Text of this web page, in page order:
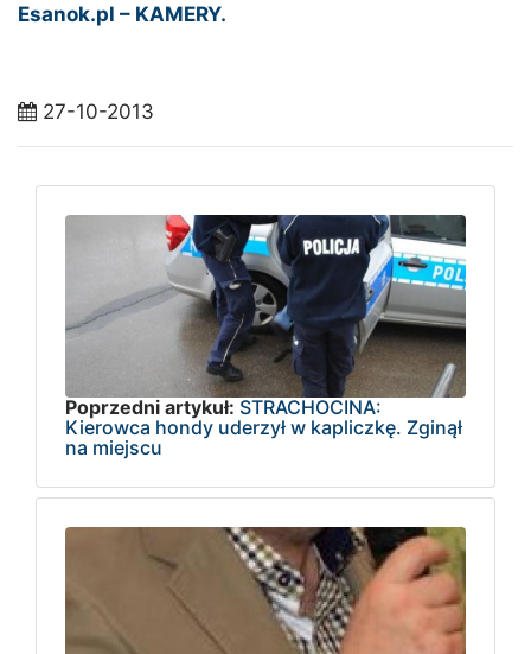
Esanok.pl – KAMERY.
27-10-2013
Poprzedni artykuł: STRACHOCINA:
Kierowca hondy uderzył w kapliczkę. Zginął
na miejscu